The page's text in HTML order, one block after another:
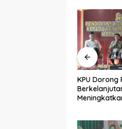
KPU Perkuat
untuk
yang